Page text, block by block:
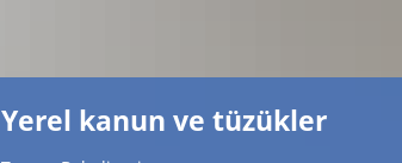
Yerel kanun ve tüzükler